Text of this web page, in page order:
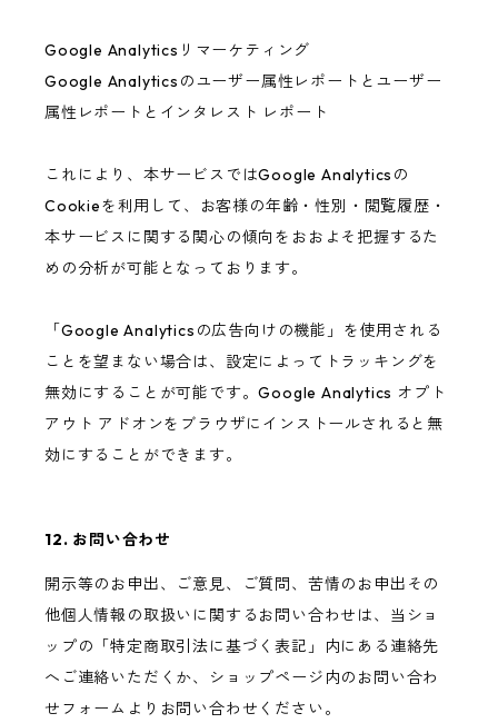
Google Analyticsリマーケティング
Google Analyticsのユーザー属性レポートとユーザー
属性レポートとインタレスト レポート
これにより、本サービスではGoogle Analyticsの
Cookieを利用して、お客様の年齢・性別・閲覧履歴・
本サービスに関する関心の傾向をおおよそ把握するた
めの分析が可能となっております。
「Google Analyticsの広告向けの機能」を使用される
ことを望まない場合は、設定によってトラッキングを
無効にすることが可能です。Google Analytics オプト
アウト アドオンをブラウザにインストールされると無
効にすることができます。
12. お問い合わせ
開示等のお申出、ご意見、ご質問、苦情のお申出その
他個人情報の取扱いに関するお問い合わせは、当ショ
ップの「特定商取引法に基づく表記」内にある連絡先
へご連絡いただくか、ショップページ内のお問い合わ
せフォームよりお問い合わせください。